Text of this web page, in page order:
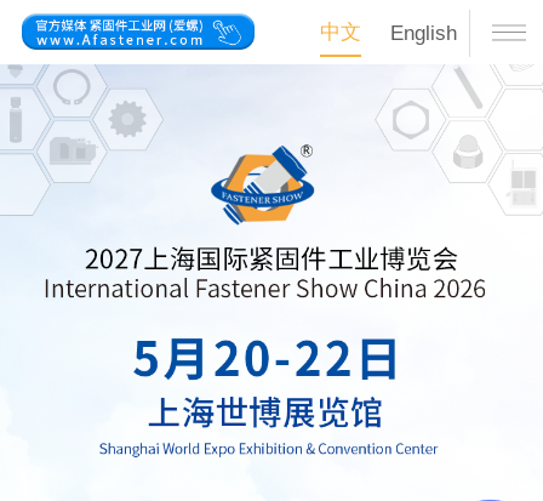
中文 English